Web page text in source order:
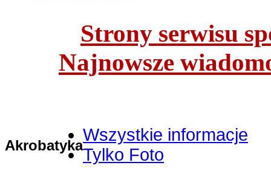
Strony serwisu
Najnowsze
Akrobatyka
Wszystkie informacje
Tylko Foto